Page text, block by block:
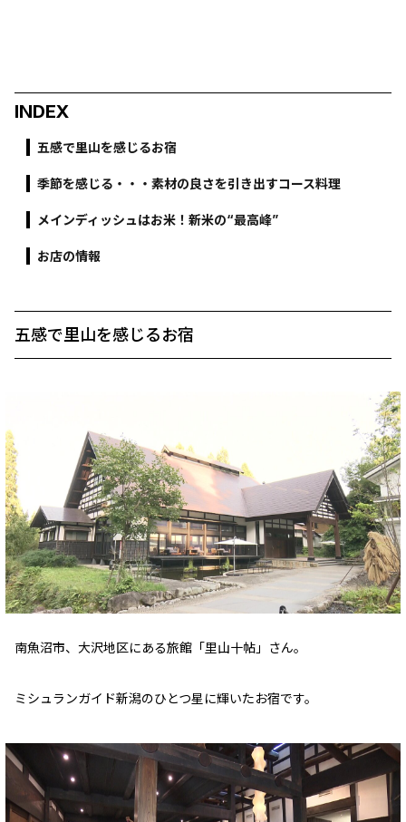
INDEX
五感で里山を感じるお宿
季節を感じる・・・素材の良さを引き出すコース料理
メインディッシュはお米！新米の“最高峰”
お店の情報
五感で里山を感じるお宿
南魚沼市、大沢地区にある旅館「里山十帖」さん。
ミシュランガイド新潟のひとつ星に輝いたお宿です。